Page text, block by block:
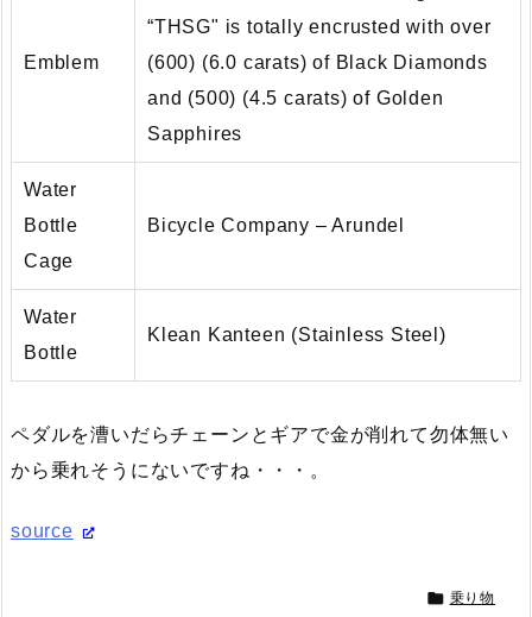
Emblem
“THSG" is totally encrusted with over
(600) (6.0 carats) of Black Diamonds
and (500) (4.5 carats) of Golden
Sapphires
Water
Bottle
Cage
Bicycle Company – Arundel
Water
Bottle
Klean Kanteen (Stainless Steel)
ペダルを漕いだらチェーンとギアで金が削れて勿体無い
から乗れそうにないですね・・・。
source
 乗り物